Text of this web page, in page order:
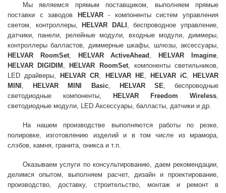
Мы являемся прямым поставщиком, выполняем прямые
поставки с заводов HELVAR- компоненты систем управления
светом, контроллеры,HELVAR DALI , беспроводное управление,
датчики, панели, релейные модули, входные модули, диммеры,
контроллеры балластов, диммерные шкафы, шлюзы, аксессуары,
HELVAR RoomSet, HELVAR ActiveAhead ,HELVAR Imagine
HELVAR DIGIDIM ,HELVAR RoomSet, компоненты светильников,
LED драйверы,HELVAR CR HELVAR HE HELVAR iC, HELVAR
MINI ,HELVAR MINI Basic, HELVAR SE , беспроводные
светодиодные компоненты, HELVAR Freedom Wireless
светодиодные модули, LED Аксессуары, балласты, датчики и др.
На нашем производстве выполняются работы по резке,
полировке, изготовлению изделий и в том числе из мрамора,
слэбов, камня, гранита, оникса и т.п.
Оказываем услуги по консультированию, даем рекомендации,
делимся опытом, выполняем расчет, дизайн и проектирование,
производство, доставку, строительство, монтаж и ремонт в